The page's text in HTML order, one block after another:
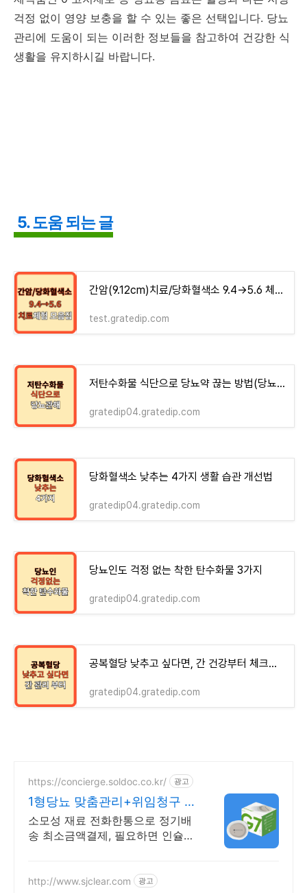
걱정 없이 영양 보충을 할 수 있는 좋은 선택입니다. 당뇨
관리에 도움이 되는 이러한 정보들을 참고하여 건강한 식
생활을 유지하시길 바랍니다.
5. 도움 되는 글
간암(9.12cm)치료/당화혈색소 9.4→5.6 체험기 모음집 - money-health
test.gratedip.com
저탄수화물 식단으로 당뇨약 끊는 방법(당뇨관해)
gratedip04.gratedip.com
당화혈색소 낮추는 4가지 생활 습관 개선법
gratedip04.gratedip.com
당뇨인도 걱정 없는 착한 탄수화물 3가지
gratedip04.gratedip.com
공복혈당 낮추고 싶다면, 간 건강부터 체크하세요!
gratedip04.gratedip.com
https://concierge.soldoc.co.kr/ 광고
1형당뇨 맞춤관리+위임청구 재
처방 주기 무료알림
소모성 재료 전화한통으로 정기배
송 최소금액결제, 필요하면 인슐린
http://www.sjclear.com 광고